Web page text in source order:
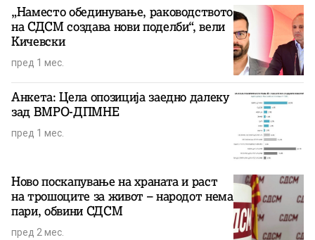
„Наместо обединување, раководството
на СДСМ создава нови поделби“, вели
Кичевски
пред 1 мес.
Анкета: Цела опозиција заедно далеку
зад ВМРО-ДПМНЕ
пред 1 мес.
Ново поскапување на храната и раст
на трошоците за живот – народот нема
пари, обвини СДСМ
пред 2 мес.